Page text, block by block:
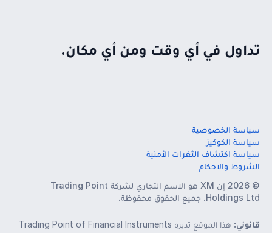
تداول في أي وقت ومن أي مكان.
سياسة الخصوصية
سياسة الكوكيز
سياسة اكتشاف الثغرات الأمنية
الشروط والاحكام
© 2026 إن XM هو الاسم التجاري لشركة Trading Point
Holdings Ltd. جميع الحقوق محفوظة.
قانوني:
هذا الموقع تديره Trading Point of Financial Instruments